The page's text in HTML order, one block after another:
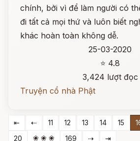
chính, bởi vì để làm người có
đi tất cả mọi thứ và luôn biết
khác hoàn toàn không dễ.
25-03-2020
⭐ 4.8
3,424 lượt đọc
Truyện cổ nhà Phật
⇤ ⇠ 11 12 13 14 15
20
❀ ❀ ❀ 169 ⇢ ⇥